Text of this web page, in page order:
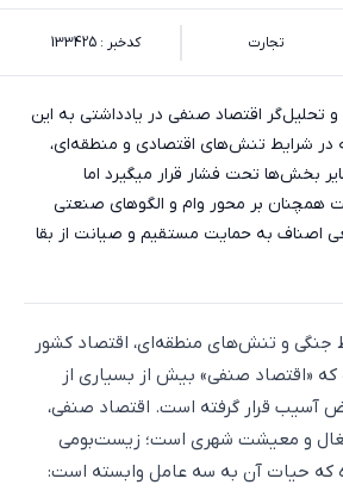
تجارت کدخبر : 133425
تحلیل‌گر اقتصاد صنفی در یادداشتی به این
شرایط تنش‌های اقتصادی و منطقه‌ای،
بخش‌ها تحت فشار قرار میگیرد اما
همچنان بر محور وام و الگوهای صنعتی
اصناف به حمایت مستقیم و صیانت از بقا
جنگی و تنش‌های منطقه‌ای، اقتصاد کشور
که «اقتصاد صنفی» بیش از بسیاری از
قرار گرفته است. اقتصاد صنفی،
و معیشت شهری است؛ زیست‌بومی
که حیات آن به سه عامل وابسته است: